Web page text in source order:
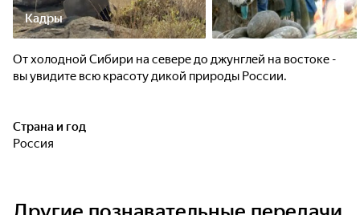
Кадры
От холодной Сибири на севере до джунглей на востоке -
вы увидите всю красоту дикой природы России.
Страна и год
Россия